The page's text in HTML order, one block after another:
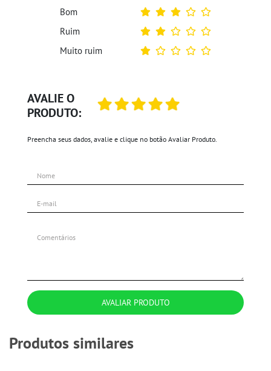
AVALIE O
PRODUTO:
Preencha seus dados, avalie e clique no botão Avaliar Produto.
AVALIAR PRODUTO
Bom
Ruim
Muito ruim
Produtos similares